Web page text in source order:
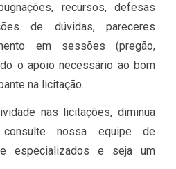
recursos, defesas
de dúvidas, pareceres
em sessões (pregão,
o apoio necessário ao bom
na licitação.
nas licitações, diminua
nossa equipe de
especializados e seja um